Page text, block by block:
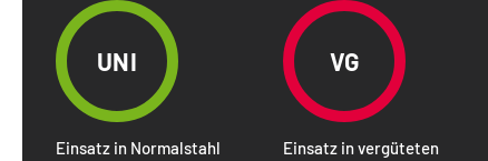
UNI
Einsatz in Normalstahl
VG
Einsatz in vergüteten